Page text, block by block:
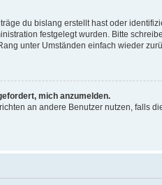
du bislang erstellt hast oder
festgelegt wurden. Bitte
unter Umständen einfach wieder
mich anzumelden.
an andere Benutzer nutzen, falls